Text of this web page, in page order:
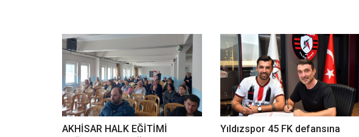
AKHİSAR HALK EĞİTİMİ
Yıldızspor 45 FK defansına